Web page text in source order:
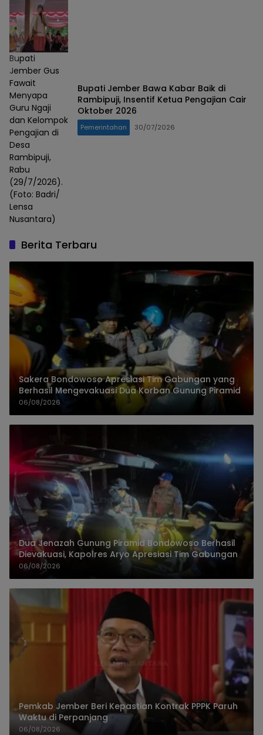
Bupati
Jember Gus
Fawait
Menyapa
Guru Ngaji
dan Kelompok
Pengajian di
Desa
Rambipuji,
Rabu
(29/7/2026).
(Foto: Badri/
Lensa
Nusantara)
Bupati Jember Bawa Kabar Baik di
Rambipuji, Insentif Ketua Pengajian Cair
Oktober 2026
Pemerintahan 30/07/2026
Berita Terbaru
Sakera Bondowoso Apresiasi Tim Gabungan yang
Berhasil Mengevakuasi Dua Korban Gunung Piramid
06/08/2026
Dua Jenazah Gunung Piramid Bondowoso Berhasil
Dievakuasi, Kapolres Aryo Apresiasi Tim Gabungan
06/08/2026
Pemkab Jember Beri Kepastian Kontrak PPPK Paruh
Waktu di Perpanjang
06/08/2026